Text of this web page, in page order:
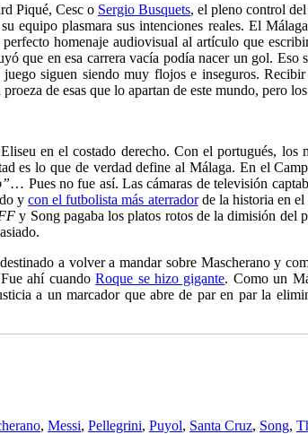
Piqué, Cesc o Sergio Busquets, el pleno control
equipo plasmara sus intenciones reales. El
homenaje audiovisual al artículo que
que en esa carrera vacía podía nacer un gol.
siguen siendo muy flojos e inseguros. Recibir
de esas que lo apartan de este mundo, pero
en el costado derecho. Con el portugués, los
es lo que de verdad define al Málaga. En el
… Pues no fue así. Las cámaras de televisión
ycon el futbolista más aterradorde la historia en el
y Song pagaba los platos rotos de la dimisión del
a volver a mandar sobre Mascherano y
Fue ahí cuandoRoque se hizo gigante. Como un
a un marcador que abre de par en par la
, Messi, Pellegrini, Puyol, Santa Cruz, Song,